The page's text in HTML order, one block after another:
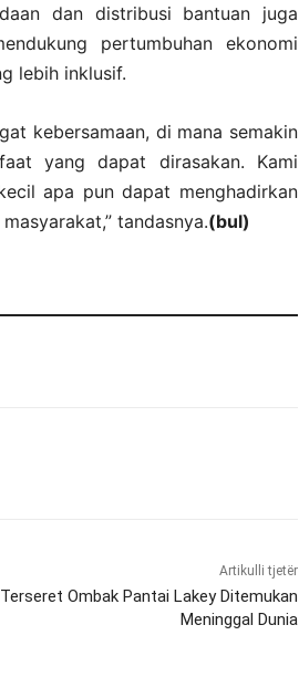
dan distribusi bantuan juga
pertumbuhan ekonomi
lebih inklusif.
kebersamaan, di mana semakin
yang dapat dirasakan. Kami
apa pun dapat menghadirkan
tandasnya.(bul)
Artikulli tjetër
Ombak Pantai Lakey Ditemukan
Meninggal Dunia